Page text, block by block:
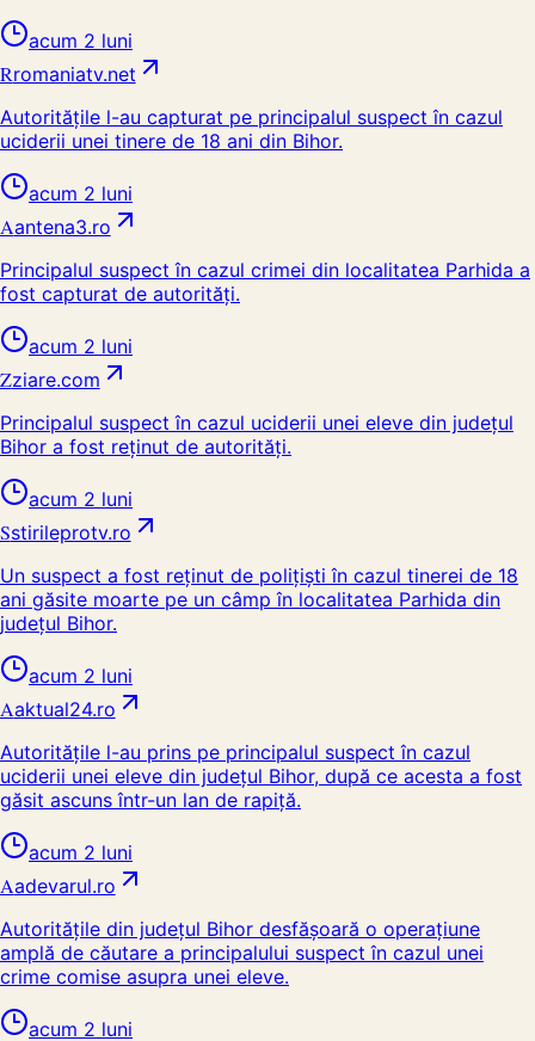
acum 2 luni
Rromaniatv.net
Autoritățile l-au capturat pe principalul suspect în cazul
uciderii unei tinere de 18 ani din Bihor.
acum 2 luni
Aantena3.ro
Principalul suspect în cazul crimei din localitatea Parhida a
fost capturat de autorități.
acum 2 luni
Zziare.com
Principalul suspect în cazul uciderii unei eleve din județul
Bihor a fost reținut de autorități.
acum 2 luni
Sstirileprotv.ro
Un suspect a fost reținut de polițiști în cazul tinerei de 18
ani găsite moarte pe un câmp în localitatea Parhida din
județul Bihor.
acum 2 luni
Aaktual24.ro
Autoritățile l-au prins pe principalul suspect în cazul
uciderii unei eleve din județul Bihor, după ce acesta a fost
găsit ascuns într-un lan de rapiță.
acum 2 luni
Aadevarul.ro
Autoritățile din județul Bihor desfășoară o operațiune
amplă de căutare a principalului suspect în cazul unei
crime comise asupra unei eleve.
acum 2 luni